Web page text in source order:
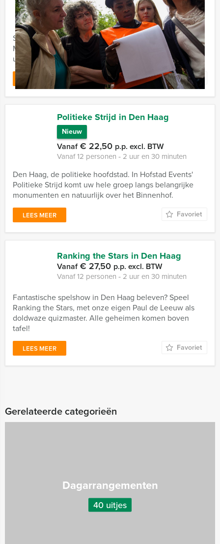
Vanaf€ 27,50 p.p. excl. BTW
Vanaf 12 personen ‐ 2 uur
Speel de strijd der seksen met 'De Jongens tegen de
Meisjes' van Hofstad Events in Den Haag en maak van
uw uitje een verrassende en opzienbarende wedstrijd.
LEES MEER Favoriet
Politieke Strijd in Den Haag
Nieuw
Vanaf€ 22,50 p.p. excl. BTW
Vanaf 12 personen ‐ 2 uur en 30 minuten
Den Haag, de politieke hoofdstad. In Hofstad Events'
Politieke Strijd komt uw hele groep langs belangrijke
monumenten en natuurlijk over het Binnenhof.
LEES MEER Favoriet
Ranking the Stars in Den Haag
Vanaf€ 27,50 p.p. excl. BTW
Vanaf 12 personen ‐ 2 uur en 30 minuten
Fantastische spelshow in Den Haag beleven? Speel
Ranking the Stars, met onze eigen Paul de Leeuw als
doldwaze quizmaster. Alle geheimen komen boven
tafel!
LEES MEER Favoriet
Gerelateerde categorieën
Dagarrangementen
40 uitjes